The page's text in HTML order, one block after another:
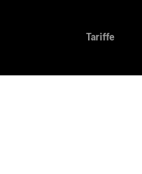
Tariffe